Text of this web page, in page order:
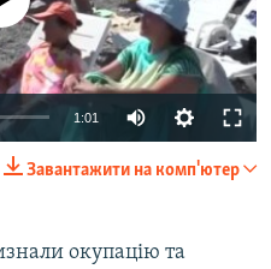
1:01
Завантажити на комп'ютер
окупацію та